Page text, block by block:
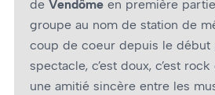
de Vendôme en première
groupe au nom de station de
coup de cœur depuis le début
spectacle, c’est doux, c’est
une amitié sincère entre les